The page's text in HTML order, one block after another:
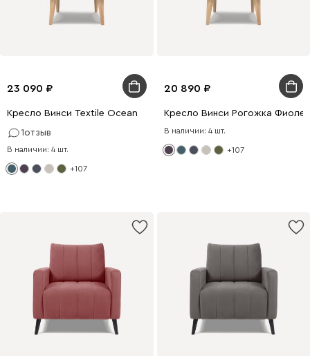
23 090
Кресло Винси Textile Ocean
1отзыв
В наличии: 4 шт.
+107
20 890
Кресло Винси Рогожка
В наличии: 4 шт.
+107